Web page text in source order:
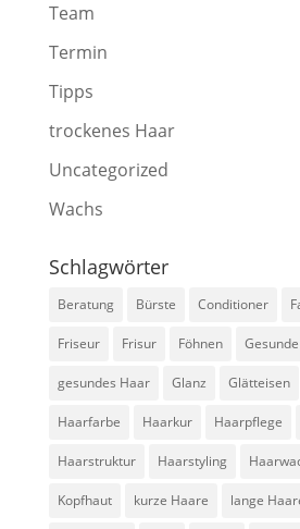
Team
Termin
Tipps
trockenes Haar
Uncategorized
Wachs
Schlagwörter
Beratung Bürste Conditioner
Friseur Frisur Föhnen
gesundes Haar Glanz Glätteisen
Haarfarbe Haarkur Haarpflege
Haarstruktur Haarstyling
Kopfhaut kurze Haare lange